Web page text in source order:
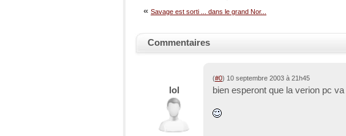
« Savage est sorti ... dans le grand Nor...
Commentaires
lol
(#0) 10 septembre 2003 à 21h45
bien esperont que la verion pc